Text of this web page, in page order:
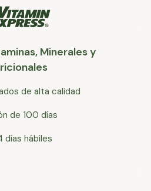
Minerales y
de alta calidad
de 100 días
días hábiles